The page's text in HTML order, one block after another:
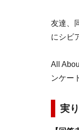
友達、
にシビ
All
ンケー
実